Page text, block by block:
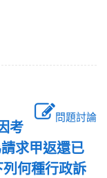
問題討論
考
求甲返還已
何種行政訴